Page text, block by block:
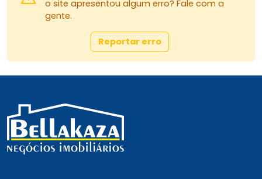
o site apresentou algum erro? Fale com a
gente.
Reportar erro